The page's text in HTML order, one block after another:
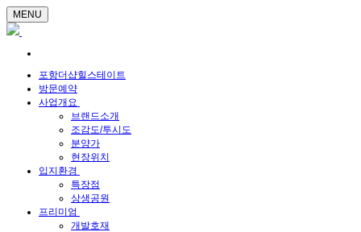
MENU
포항더샵힐스테이트
방문예약
사업개요
브랜드소개
조감도/투시도
분양가
현장위치
입지환경
특장점
상생공원
프리미엄
개발호재